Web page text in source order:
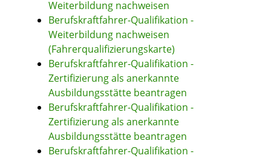
Weiterbildung nachweisen
Berufskraftfahrer-Qualifikation -
Weiterbildung nachweisen
(Fahrerqualifizierungskarte)
Berufskraftfahrer-Qualifikation -
Zertifizierung als anerkannte
Ausbildungsstätte beantragen
Berufskraftfahrer-Qualifikation -
Zertifizierung als anerkannte
Ausbildungsstätte beantragen
Berufskraftfahrer-Qualifikation -